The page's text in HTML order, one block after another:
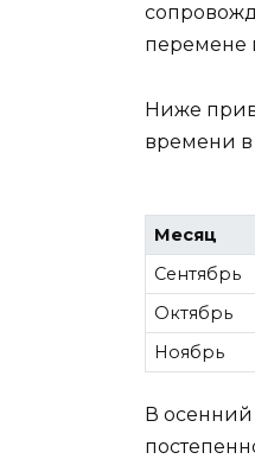
перемене
Ниже
времени в
Месяц
Сентябрь
Октябрь
Ноябрь
В осенний